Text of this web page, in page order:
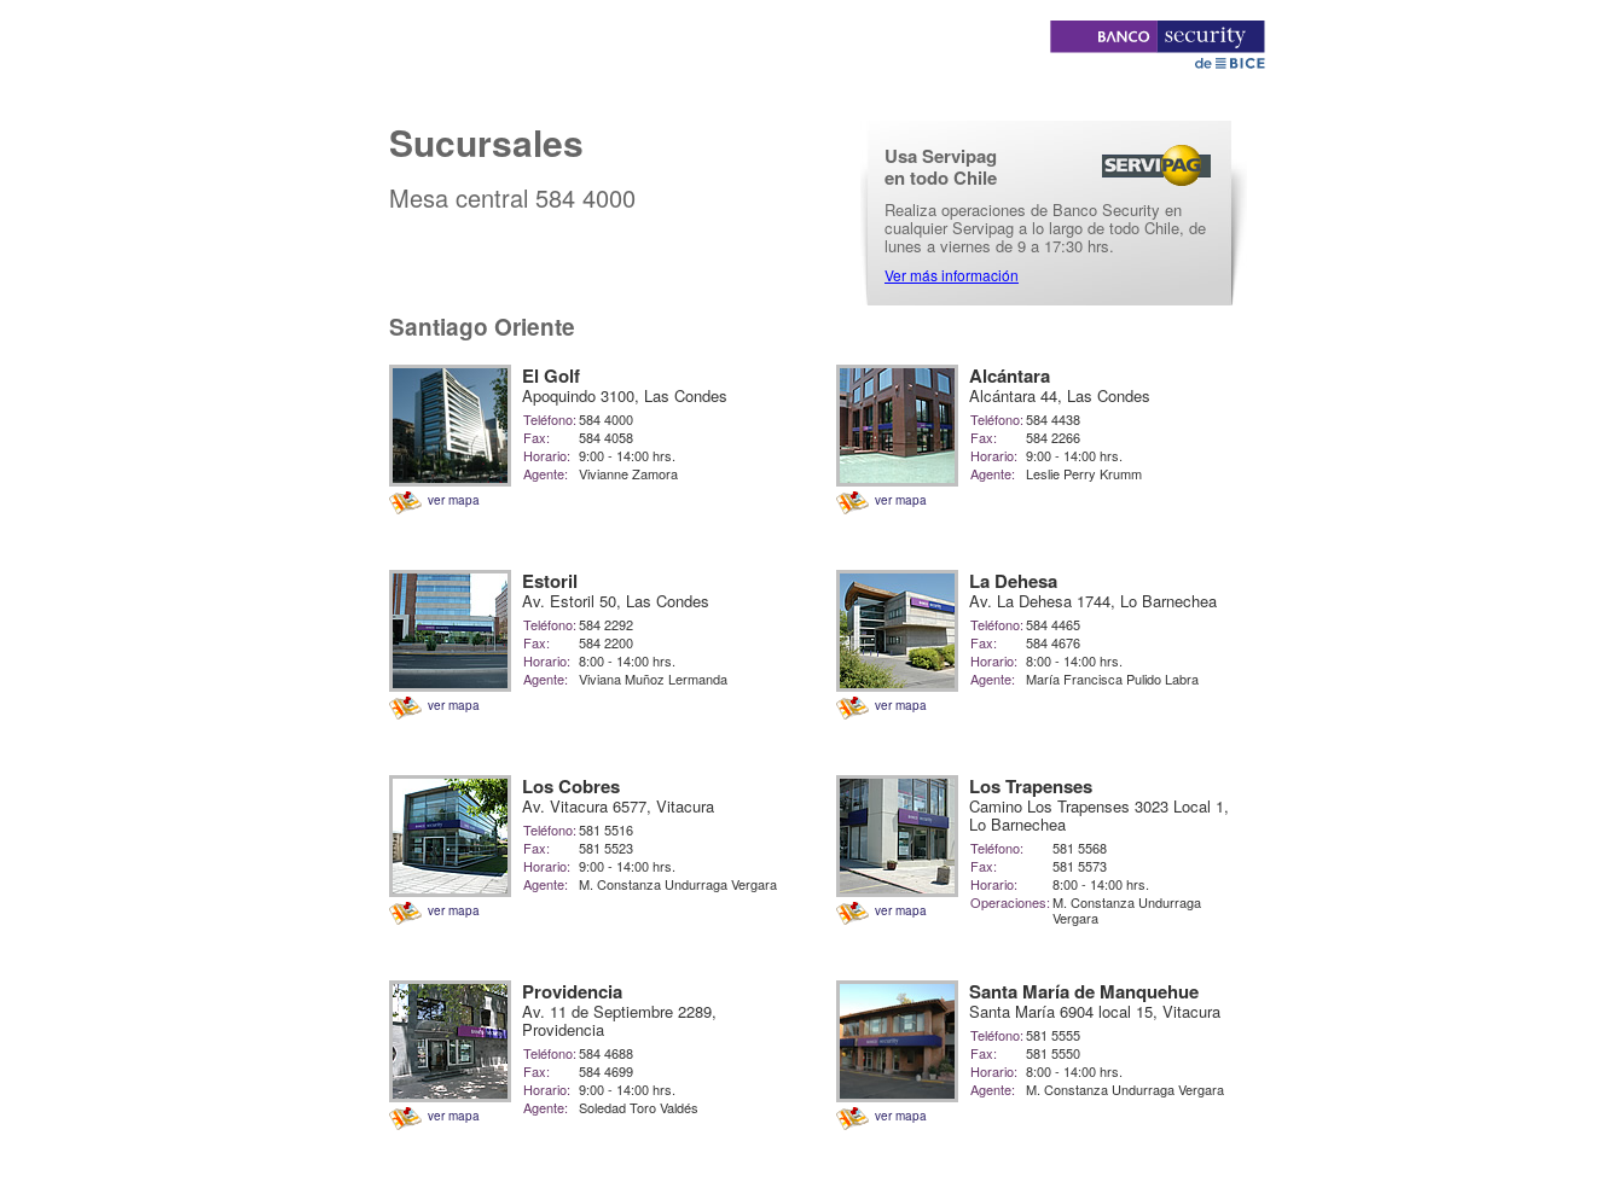
Sucursales
Mesa central 584 4000
Usa Servipag
en todo Chile
Realiza operaciones de Banco Security en
cualquier Servipag a lo largo de todo Chile, de
lunes a viernes de 9 a 17:30 hrs.
Ver más información
Santiago Oriente
ver mapa
El Golf
Apoquindo 3100, Las Condes
Teléfono:584 4000
Fax:
584 4058
Horario: 9:00 - 14:00 hrs.
Agente:
Vivianne Zamora
ver mapa
Alcántara
Alcántara 44, Las Condes
Teléfono:584 4438
Fax:
584 2266
Horario: 9:00 - 14:00 hrs.
Agente:
Leslie Perry Krumm
ver mapa
Estoril
Av. Estoril 50, Las Condes
Teléfono:584 2292
Fax:
584 2200
Horario: 8:00 - 14:00 hrs.
Agente:
Viviana Muñoz Lermanda
ver mapa
La Dehesa
Av. La Dehesa 1744, Lo Barnechea
Teléfono:584 4465
Fax:
584 4676
Horario: 8:00 - 14:00 hrs.
Agente:
María Francisca Pulido Labra
ver mapa
Los Cobres
Av. Vitacura 6577, Vitacura
Teléfono:581 5516
Fax:
581 5523
Horario: 9:00 - 14:00 hrs.
Agente:
M. Constanza Undurraga Vergara
ver mapa
Los Trapenses
Camino Los Trapenses 3023 Local 1,
Lo Barnechea
Teléfono:
581 5568
Fax:
581 5573
Horario:
8:00 - 14:00 hrs.
Operaciones:M. Constanza Undurraga
Vergara
ver mapa
Providencia
Av. 11 de Septiembre 2289,
Providencia
Teléfono:584 4688
Fax:
584 4699
Horario: 9:00 - 14:00 hrs.
Agente:
Soledad Toro Valdés ver mapa
Santa María de Manquehue
Santa María 6904 local 15, Vitacura
Teléfono:581 5555
Fax:
581 5550
Horario: 8:00 - 14:00 hrs.
Agente:
M. Constanza Undurraga Vergara